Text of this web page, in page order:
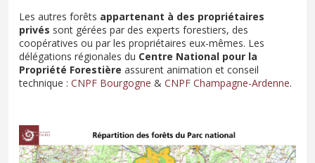
Les autres forêts appartenant à des propriétaires
privés sont gérées par des experts forestiers, des
coopératives ou par les propriétaires eux-mêmes. Les
délégations régionales du Centre National pour la
Propriété Forestière assurent animation et conseil
technique : CNPF Bourgogne & CNPF Champagne-Ardenne.